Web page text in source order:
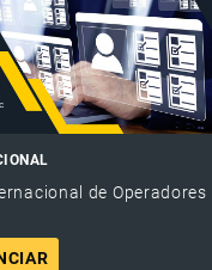
de Operadores